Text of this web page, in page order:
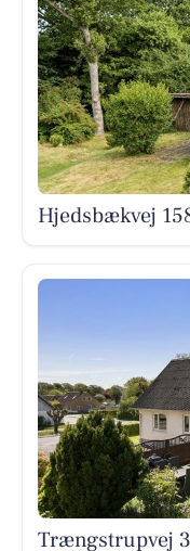
Hjedsbækvej
Trængstrupvej